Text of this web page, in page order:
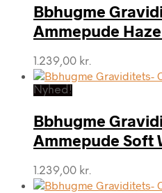
Bbhugme
Ammepude
1.239,00 kr.
Nyhed!
Bbhugme
Ammepude Soft
1.239,00 kr.